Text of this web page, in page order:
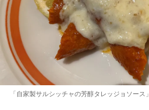
「自家製サルシッチャの芳醇タレッジョソース」